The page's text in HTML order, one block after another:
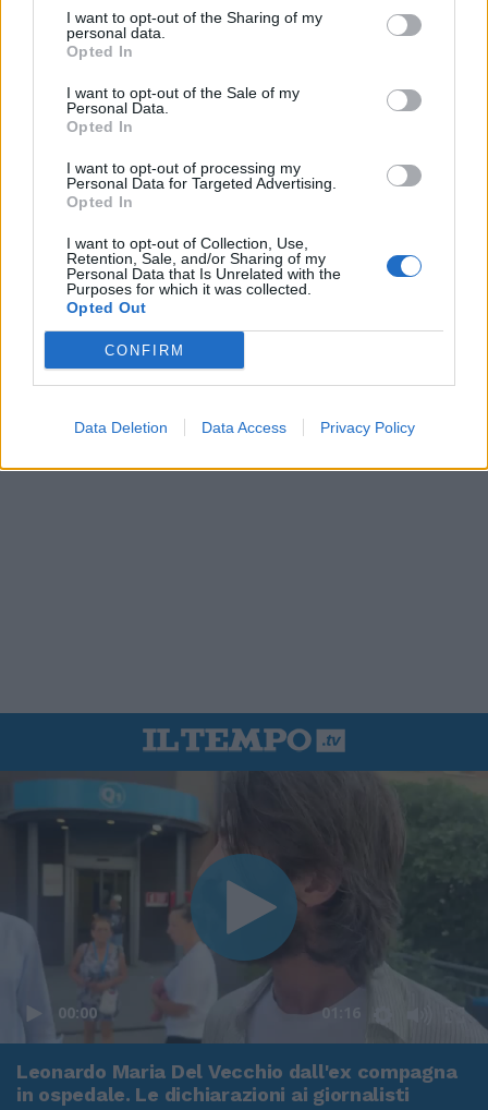
I want to opt-out of the Sharing of my
personal data.
Opted In
I want to opt-out of the Sale of my
Personal Data.
Opted In
I want to opt-out of processing my
Personal Data for Targeted Advertising.
Opted In
I want to opt-out of Collection, Use,
Retention, Sale, and/or Sharing of my
Personal Data that Is Unrelated with the
Purposes for which it was collected.
Opted Out
CONFIRM
Data Deletion Data Access Privacy Policy
00:00 01:16
Leonardo Maria Del Vecchio dall'ex compagna
in ospedale. Le dichiarazioni ai giornalisti